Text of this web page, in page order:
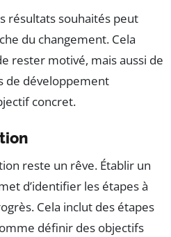
résultats souhaités peut
du changement. Cela
rester motivé, mais aussi de
de développement
concret.
reste un rêve. Établir un
d’identifier les étapes à
Cela inclut des étapes
définir des objectifs